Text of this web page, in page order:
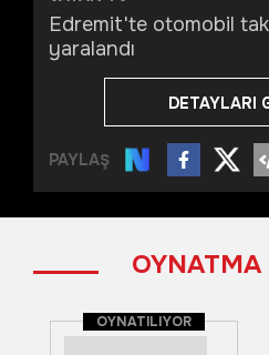
Edremit'te otomobil
yaralandı
DETAYLARI
PAYLAŞ
OYNATMA
OYNATILIYOR